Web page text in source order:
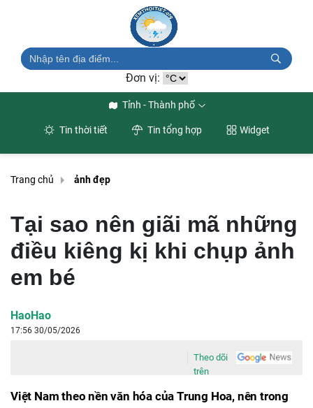
Đơn vị:
Tỉnh - Thành phố
Tin thời tiết Tin tổng hợp Widget
Trang chủ ảnh đẹp
Tại sao nên giãi mã những
điều kiêng kị khi chụp ảnh
em bé
HaoHao
17:56 30/05/2026
Theo dõi
trên
Việt Nam theo nền văn hóa của Trung Hoa, nên trong